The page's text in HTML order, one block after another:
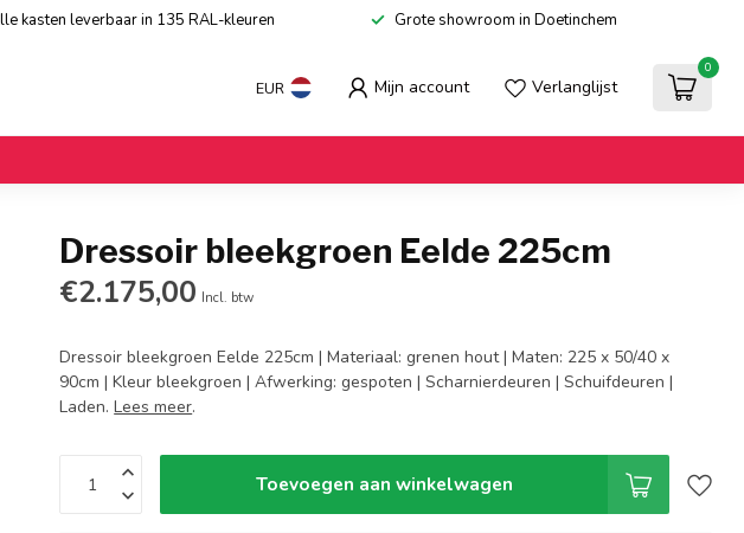
kasten leverbaar in 135 RAL-kleuren Grote showroom in Doetinchem
EUR Mijn account Verlanglijst
0
Dressoir bleekgroen Eelde 225cm
€2.175,00 Incl. btw
Dressoir bleekgroen Eelde 225cm | Materiaal: grenen hout | Maten: 225 x 50/40 x
90cm | Kleur bleekgroen | Afwerking: gespoten | Scharnierdeuren | Schuifdeuren |
Laden.Lees meer.
Toevoegen aan winkelwagen